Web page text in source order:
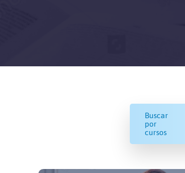
Buscar
por
cursos